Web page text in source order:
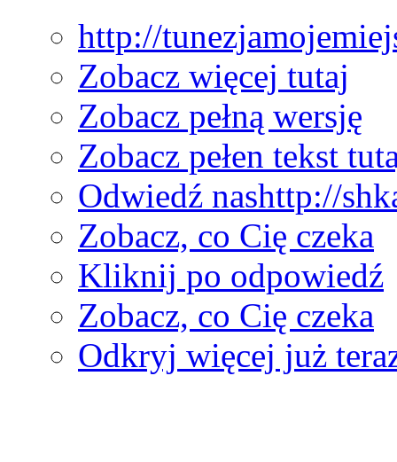
http://
Zobacz więcej tutaj
Zobacz pełną wersję
Zobacz pełen tekst
Odwiedź nashttp://
Zobacz, co Cię czeka
Kliknij po odpowiedź
Zobacz, co Cię czeka
Odkryj więcej już